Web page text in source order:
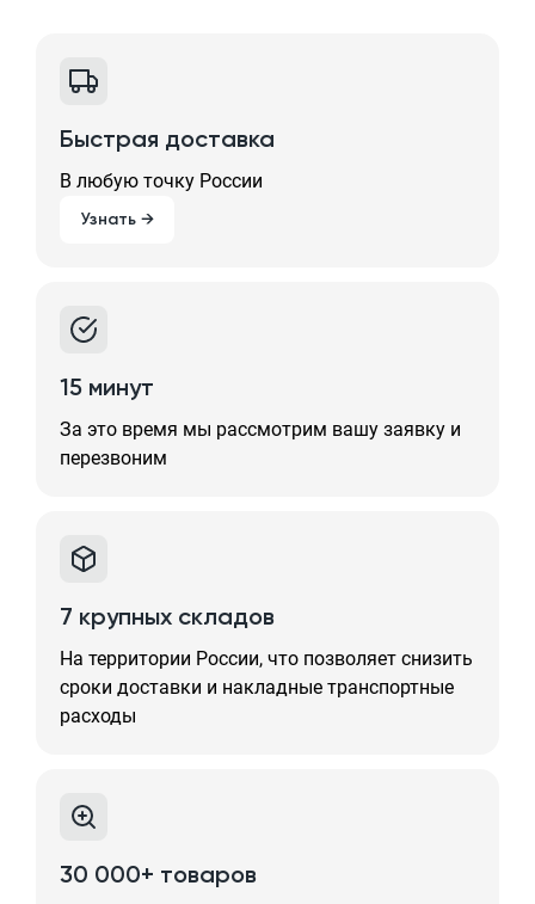
Быстрая доставка
В любую точку России
Узнать →
15 минут
За это время мы рассмотрим вашу заявку и
перезвоним
7 крупных складов
На территории России, что позволяет снизить
сроки доставки и накладные транспортные
расходы
30 000+ товаров